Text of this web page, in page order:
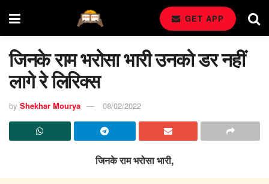
GET APP
जिनके राम भरोसा भारी उनको डर नहीं
लागे रे लिरिक्स
by Shekhar Mourya 08/02/2022
जिनके राम भरोसा भारी,